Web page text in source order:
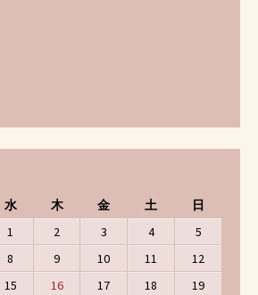
水 木 金 土 日
1 2 3 4
5
8 9 10 11
12
15 16 17 18
19